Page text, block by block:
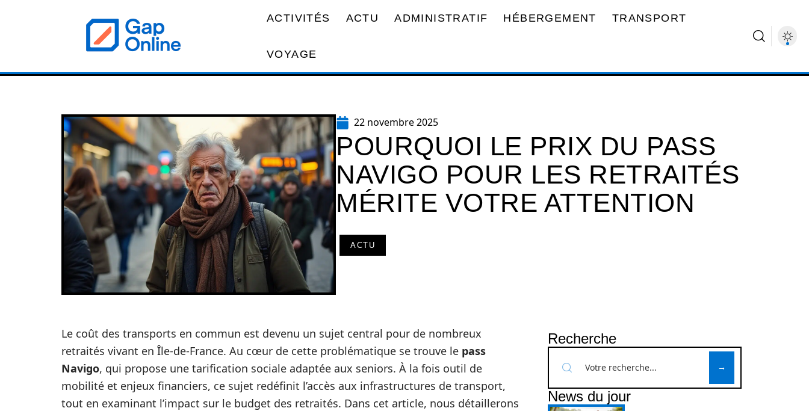
ACTIVITÉS ACTU ADMINISTRATIF HÉBERGEMENT TRANSPORT
VOYAGE
22 novembre 2025
POURQUOI LE PRIX DU PASS
NAVIGO POUR LES RETRAITÉS
MÉRITE VOTRE ATTENTION
ACTU
Le coût des transports en commun est devenu un sujet central pour de nombreux
retraités vivant en Île-de-France. Au cœur de cette problématique se trouve le pass
Navigo, qui propose une tarification sociale adaptée aux seniors. À la fois outil de
mobilité et enjeux financiers, ce sujet redéfinit l’accès aux infrastructures de transport,
tout en examinant l’impact sur le budget des retraités. Dans cet article, nous détaillerons
Recherche
News du jour